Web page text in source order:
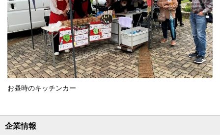
お昼時のキッチンカー
企業情報